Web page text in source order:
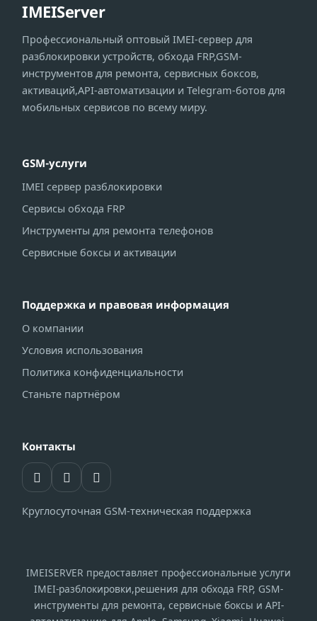
IMEIServer
Профессиональный оптовый IMEI-сервер для
разблокировки устройств, обхода FRP,GSM-
инструментов для ремонта, сервисных боксов,
активаций,API-автоматизации и Telegram-ботов для
мобильных сервисов по всему миру.
GSM-услуги
IMEI сервер разблокировки
Сервисы обхода FRP
Инструменты для ремонта телефонов
Сервисные боксы и активации
Поддержка и правовая информация
О компании
Условия использования
Политика конфиденциальности
Станьте партнёром
Контакты
Круглосуточная GSM-техническая поддержка
IMEISERVER предоставляет профессиональные услуги
IMEI-разблокировки,решения для обхода FRP, GSM-
инструменты для ремонта, сервисные боксы и API-